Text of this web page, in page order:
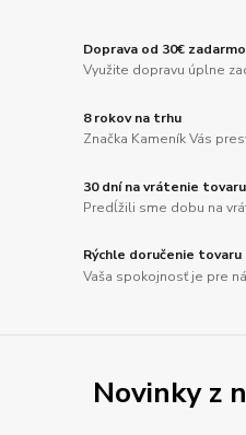
Doprava od 30€ zadarmo
Využite dopravu úplne
8 rokov na trhu
Značka Kameník Vás
30 dní na vrátenie tovaru
Predĺžili sme dobu na
Rýchle doručenie tovaru
Vaša spokojnosť je pre
Novinky z